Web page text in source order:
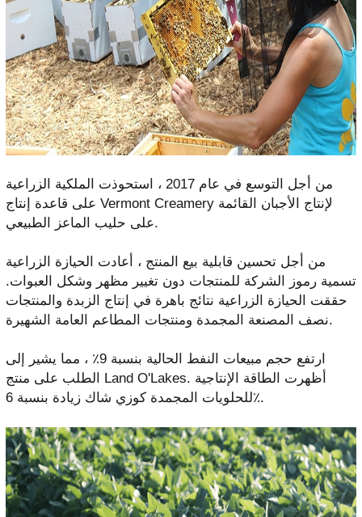
من أجل التوسع في عام 2017 ، استحوذت الملكية الزراعية
على قاعدة إنتاج Vermont Creamery لإنتاج الأجبان القائمة
على حليب الماعز الطبيعي.
من أجل تحسين قابلية بيع المنتج ، أعادت الحيازة الزراعية
تسمية رموز الشركة للمنتجات دون تغيير مظهر وشكل العبوات.
حققت الحيازة الزراعية نتائج باهرة في إنتاج الزبدة والمنتجات
نصف المصنعة المجمدة ومنتجات المطاعم العامة الشهيرة.
ارتفع حجم مبيعات النفط الحالية بنسبة 9٪ ، مما يشير إلى
الطلب على منتج Land O'Lakes. أظهرت الطاقة الإنتاجية
للحلويات المجمدة كوزي شاك زيادة بنسبة 6٪.